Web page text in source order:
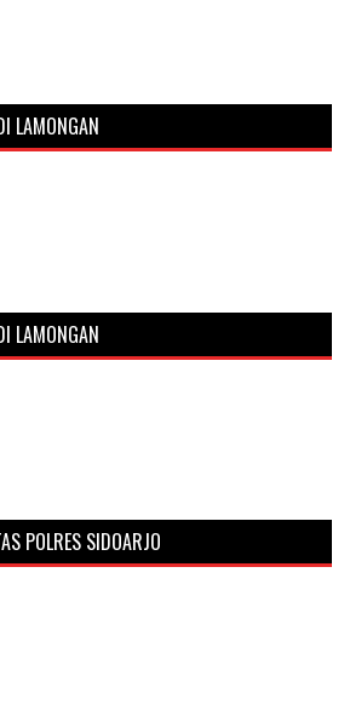
LAMONGAN
LAMONGAN
POLRES SIDOARJO